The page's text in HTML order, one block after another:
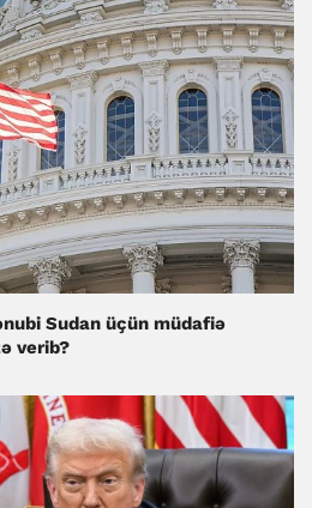
Sudan üçün müdafiə
verib?